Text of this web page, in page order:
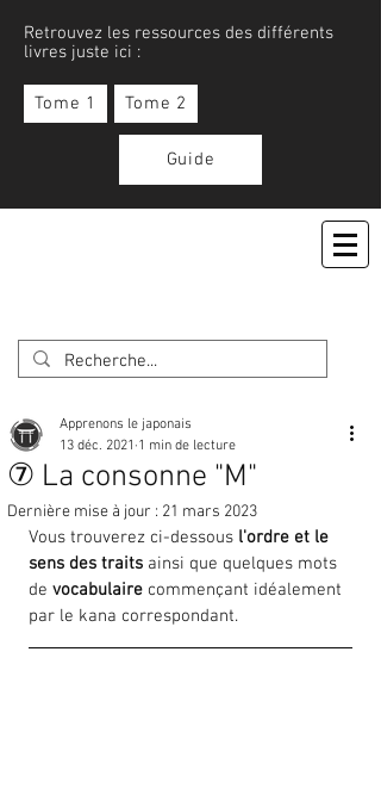
Retrouvez les ressources des différents
livres juste ici :
Tome 1 Tome 2
Guide
⑦ La consonne "M"
Apprenons le japonais
13 déc. 2021 1 min de lecture
Dernière mise à jour : 21 mars 2023
Vous trouverez ci-dessous l'ordre et le
sens des traits ainsi que quelques mots
de vocabulaire commençant idéalement
par le kana correspondant.